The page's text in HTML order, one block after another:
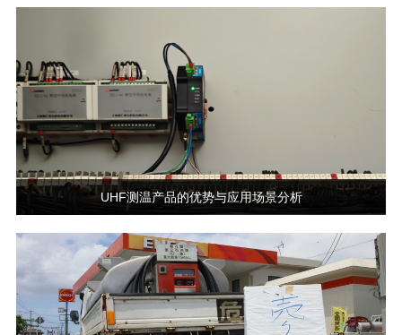
UHF测温产品的优势与应用场景分析